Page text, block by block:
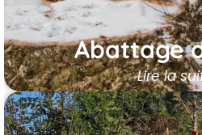
Abattage
Lire la
En savoir plus